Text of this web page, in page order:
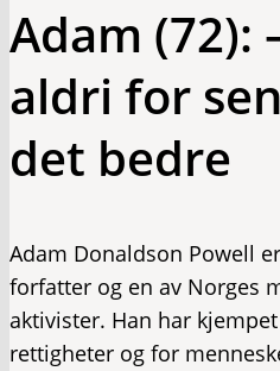
Adam (72):
aldri for
det bedre
Adam Donaldson Powell
forfatter og en av Norges
aktivister. Han har
rettigheter og for